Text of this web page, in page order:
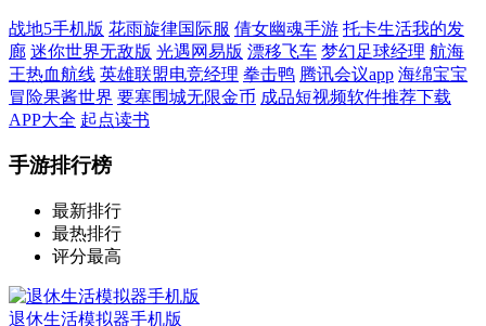
战地5手机版 花雨旋律国际服 倩女幽魂手游 托卡生活我的发
廊 迷你世界无敌版 光遇网易版 漂移飞车 梦幻足球经理 航海
王热血航线 英雄联盟电竞经理 拳击鸭 腾讯会议app 海绵宝宝
冒险果酱世界 要塞围城无限金币 成品短视频软件推荐下载
APP大全 起点读书
手游排行榜
最新排行
最热排行
评分最高
退休生活模拟器手机版